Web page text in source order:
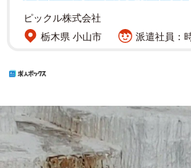
ピックル株式会社
栃木県 小山市
派遣社員：